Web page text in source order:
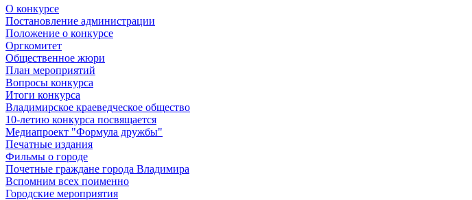
О конкурсе
Постановление администрации
Положение о конкурсе
Оргкомитет
Общественное жюри
План мероприятий
Вопросы конкурса
Итоги конкурса
Владимирское краеведческое общество
10-летию конкурса посвящается
Медиапроект "Формула дружбы"
Печатные издания
Фильмы о городе
Почетные граждане города Владимира
Вспомним всех поименно
Городские мероприятия